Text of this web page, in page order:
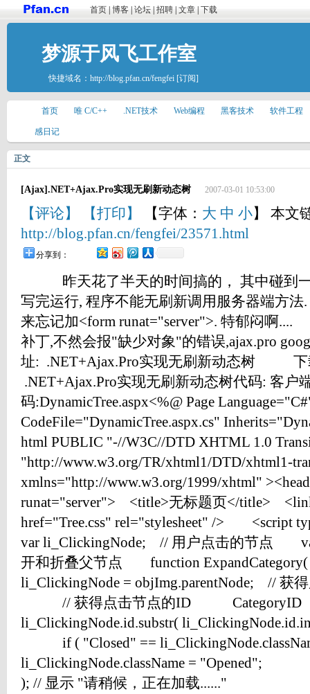
首页 博客 论坛 招聘 文章 下载
梦源于风飞工作室
快捷域名： http://blog.pfan.cn/fengfei [订阅]
首页 唯 C/C++ .NET技术 Web编程 黑客技术 软件工程
感日记
正文
[Ajax].NET+Ajax.Pro实现无刷新动态树 2007-03-01 10:53:00
【评论】 【打印】 【字体： 大 中 小】 本文
http://blog.pfan.cn/fengfei/23571.html
分享到：
昨天花了半天的时间搞的， 其中碰到一
写完运行, 程序不能无刷新调用服务器端方
来忘记加<form runat="server">. 特郁闷
补丁,不然会报"缺少对象"的错误,ajax.pro
址: .NET+Ajax.Pro实现无刷新动态树 下
.NET+Ajax.Pro实现无刷新动态树代码: 客户
码:DynamicTree.aspx<%@ Page
CodeFile="DynamicTree.aspx.cs"
html PUBLIC "-//W3C//DTD XHTML 1.0
"http://www.w3.org/TR/xhtml1/DTD/xhtml1-
xmlns="http://www.w3.org/1999/xhtml"
runat="server"> <title>无标题页</title>
href="Tree.css" rel="stylesheet" />
var li_ClickingNode; // 用户点击的节点
开和折叠父节点 function
li_ClickingNode = objImg.parentNode; //
// 获得点击节点的ID
li_ClickingNode.id.substr(
if ( "Closed" ==
li_ClickingNode.className =
); // 显示 "请稍候，正在加载......"